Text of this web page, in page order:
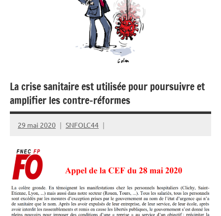
La crise sanitaire est utilisée pour poursuivre et
amplifier les contre-réformes
29 mai 2020 SNFOLC44